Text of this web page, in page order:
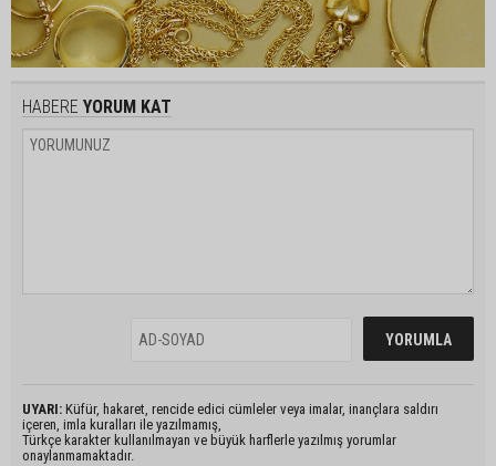
HABERE YORUM KAT
UYARI: Küfür, hakaret, rencide edici cümleler veya imalar, inançlara saldırı
içeren, imla kuralları ile yazılmamış,
Türkçe karakter kullanılmayan ve büyük harflerle yazılmış yorumlar
onaylanmamaktadır.